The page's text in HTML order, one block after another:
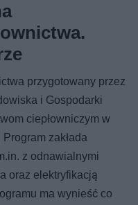
przygotowany przez
i Gospodarki
ciepłowniczym w
zakłada
z odnawialnymi
oraz elektryfikacją
ma wynieść co